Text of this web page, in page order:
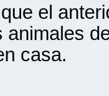
el
animales
casa.